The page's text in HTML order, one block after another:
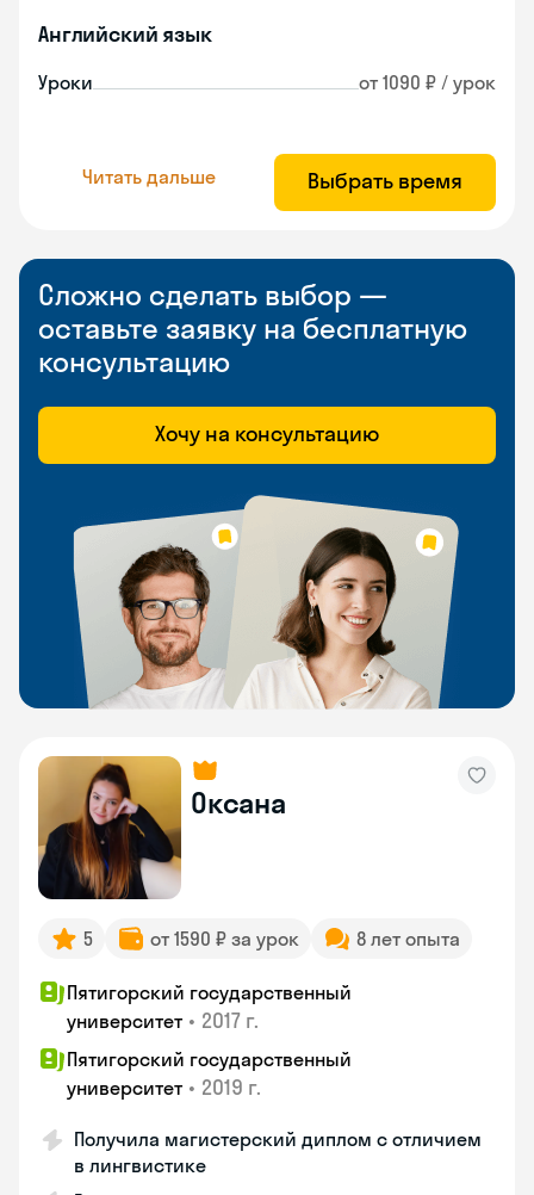
Английский язык
Уроки от 1090 ₽ / урок
Читать дальше Выбрать время
Сложно сделать выбор —
оставьте заявку на бесплатную
консультацию
Хочу на консультацию
Оксана
5 от 1590 ₽ за урок 8 лет опыта
Пятигорский государственный
университет • 2017 г.
Пятигорский государственный
университет • 2019 г.
Получила магистерский диплом с отличием
в лингвистике